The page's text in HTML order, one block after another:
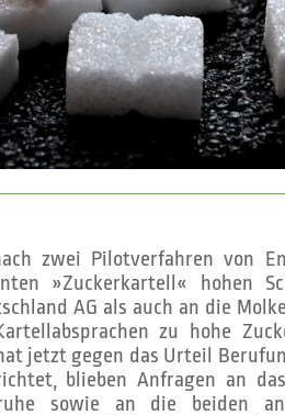
zwei Pilotverfahren von
»Zuckerkartell« hohen
AG als auch an die
zu hohe
jetzt gegen das Urteil
blieben Anfragen an
sowie an die beiden